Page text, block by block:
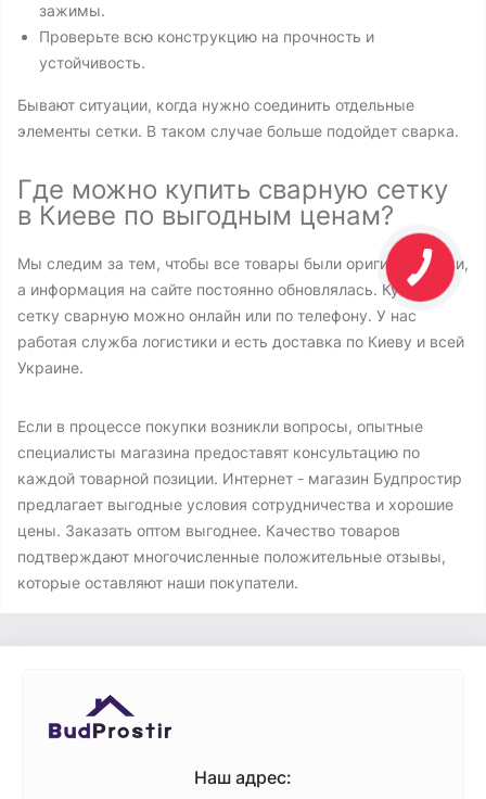
зажимы.
Проверьте всю конструкцию на прочность и
устойчивость.
Бывают ситуации, когда нужно соединить отдельные
элементы сетки. В таком случае больше подойдет сварка.
Где можно купить сварную сетку
в Киеве по выгодным ценам?
Мы следим за тем, чтобы все товары были оригинальными,
а информация на сайте постоянно обновлялась. Купить
сетку сварную можно онлайн или по телефону. У нас
работая служба логистики и есть доставка по Киеву и всей
Украине.
Если в процессе покупки возникли вопросы, опытные
специалисты магазина предоставят консультацию по
каждой товарной позиции. Интернет - магазин Будпростир
предлагает выгодные условия сотрудничества и хорошие
цены. Заказать оптом выгоднее. Качество товаров
подтверждают многочисленные положительные отзывы,
которые оставляют наши покупатели.
Наш адрес: